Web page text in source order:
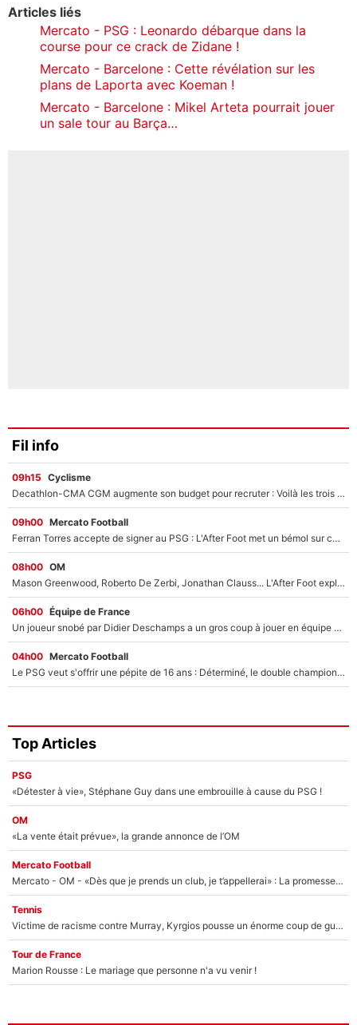
Articles liés
Mercato - PSG : Leonardo débarque dans la
course pour ce crack de Zidane !
Mercato - Barcelone : Cette révélation sur les
plans de Laporta avec Koeman !
Mercato - Barcelone : Mikel Arteta pourrait jouer
un sale tour au Barça…
Fil info
09h15 Cyclisme
Decathlon-CMA CGM augmente son budget pour recruter : Voilà les trois premiers coureurs qui font rejoindre Paul Seixas en 2027 !
09h00 Mercato Football
Ferran Torres accepte de signer au PSG : L'After Foot met un bémol sur ce transfert, le champion du monde va couter trop cher ?
08h00 OM
Mason Greenwood, Roberto De Zerbi, Jonathan Clauss... L'After Foot explique pourquoi Medhi Benatia a craqué à l'OM !
06h00 Équipe de France
Un joueur snobé par Didier Deschamps a un gros coup à jouer en équipe de France : Zinedine Zidane a trouvé son numéro 9 ?
04h00 Mercato Football
Le PSG veut s'offrir une pépite de 16 ans : Déterminé, le double champion d'Europe en titre est prêt à lâcher 40M€ pour celui que l'on compare déjà à Vinicius Jr !
Top Articles
PSG
«Détester à vie», Stéphane Guy dans une embrouille à cause du PSG !
OM
«La vente était prévue», la grande annonce de l’OM
Mercato Football
Mercato - OM - «Dès que je prends un club, je t’appellerai» : La promesse de Marcelino au moment de claquer la porte
Tennis
Victime de racisme contre Murray, Kyrgios pousse un énorme coup de gueule !
Tour de France
Marion Rousse : Le mariage que personne n'a vu venir !